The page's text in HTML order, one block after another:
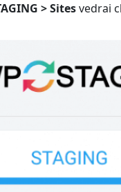
> Sitesvedrai